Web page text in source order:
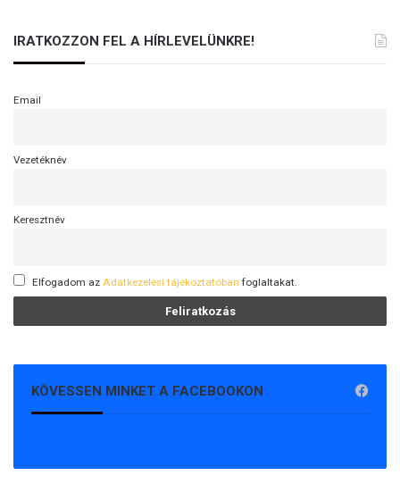
IRATKOZZON FEL A HÍRLEVELÜNKRE!
Email
Vezetéknév
Keresztnév
Elfogadom az Adatkezelési tájékoztatóban foglaltakat.
KÖVESSEN MINKET A FACEBOOKON